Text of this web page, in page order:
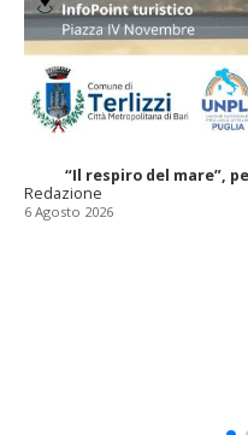
“Il respiro del mare”,
Redazione
6 Agosto 2026